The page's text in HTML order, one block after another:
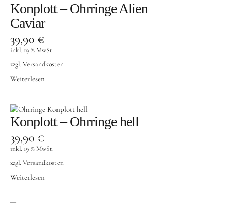
Konplott – Ohrringe Alien
Caviar
39,90 €
inkl. 19 % MwSt.
zzgl. Versandkosten
Weiterlesen
Konplott – Ohrringe hell
39,90 €
inkl. 19 % MwSt.
zzgl. Versandkosten
Weiterlesen